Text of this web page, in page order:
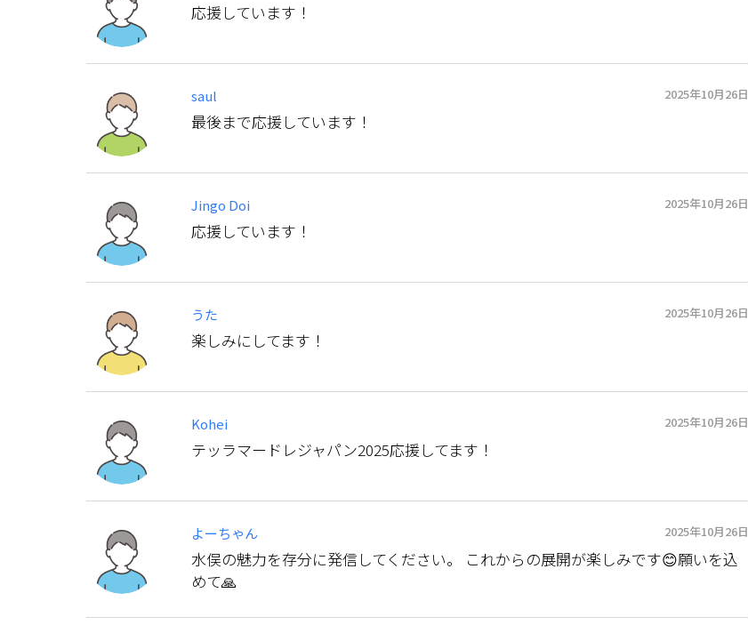
応援しています！
saul 2025年10月26日
最後まで応援しています！
Jingo Doi 2025年10月26日
応援しています！
うた 2025年10月26日
楽しみにしてます！
Kohei 2025年10月26日
テッラマードレジャパン2025応援してます！
よーちゃん 2025年10月26日
水俣の魅力を存分に発信してください。 これからの展開が楽しみです😊願いを込
めて🙏